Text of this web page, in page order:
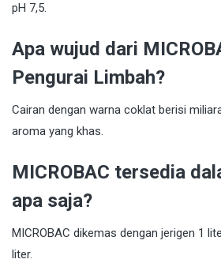
pH 7,5.
Apa wujud dari
Pengurai Limbah?
Cairan dengan warna coklat berisi
aroma yang khas.
MICROBAC tersedia
apa saja?
MICROBAC dikemas dengan jerigen 1
liter.